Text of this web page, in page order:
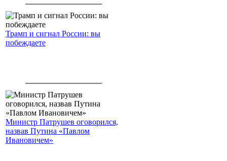
Трамп и сигнал России: вы
побеждаете
Министр Патрушев оговорился,
назвав Путина «Павлом
Ивановичем»